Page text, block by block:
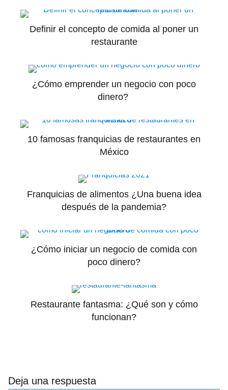
Definir el concepto de comida al poner un
restaurante
¿Cómo emprender un negocio con poco
dinero?
10 famosas franquicias de restaurantes en
México
Franquicias de alimentos ¿Una buena idea
después de la pandemia?
¿Cómo iniciar un negocio de comida con
poco dinero?
Restaurante fantasma: ¿Qué son y cómo
funcionan?
Deja una respuesta